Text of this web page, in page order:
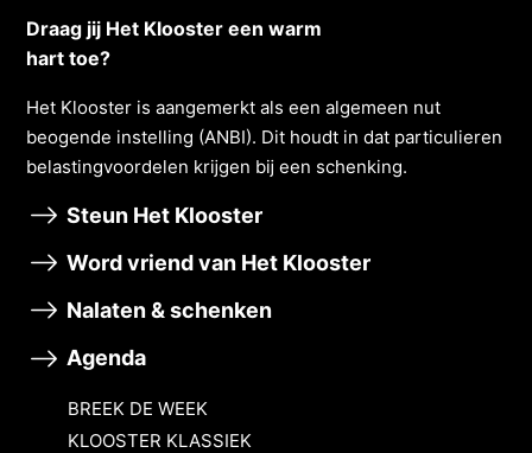
Draag jij Het Klooster een warm
hart toe?
Het Klooster is aangemerkt als een algemeen nut
beogende instelling (ANBI). Dit houdt in dat particulieren
belastingvoordelen krĳgen bĳ een schenking.
Steun Het Klooster
Word vriend van Het Klooster
Nalaten & schenken
Agenda
BREEK DE WEEK
KLOOSTER KLASSIEK